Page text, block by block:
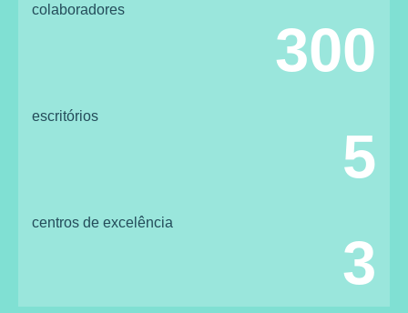
colaboradores
300
escritórios
5
centros de excelência
3